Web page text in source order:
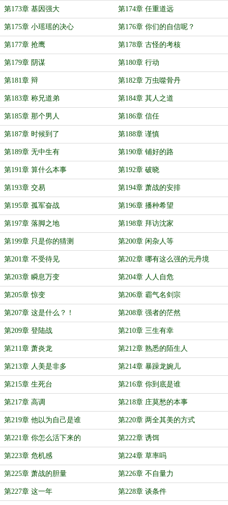
第173章 基因强大 第174章 任重道远
第175章 小瑶瑶的决心 第176章 你们的自信呢？
第177章 抢鹰 第178章 古怪的考核
第179章 阴谋 第180章 行动
第181章 辩 第182章 万虫噬骨丹
第183章 称兄道弟 第184章 其人之道
第185章 那个男人 第186章 信任
第187章 时候到了 第188章 谨慎
第189章 无中生有 第190章 铺好的路
第191章 算什么本事 第192章 破晓
第193章 交易 第194章 萧战的安排
第195章 孤军奋战 第196章 播种希望
第197章 落脚之地 第198章 拜访沈家
第199章 只是你的猜测 第200章 闲杂人等
第201章 不受待见 第202章 哪有这么强的元丹境
第203章 瞬息万变 第204章 人人自危
第205章 惊变 第206章 霸气名剑宗
第207章 这是什么？！ 第208章 强者的茫然
第209章 登陆战 第210章 三生有幸
第211章 萧炎龙 第212章 熟悉的陌生人
第213章 人美是非多 第214章 暴躁龙婉儿
第215章 生死台 第216章 你到底是谁
第217章 高调 第218章 庄莫愁的本事
第219章 他以为自己是谁 第220章 两全其美的方式
第221章 你怎么活下来的 第222章 诱饵
第223章 危机感 第224章 草率吗
第225章 萧战的胆量 第226章 不自量力
第227章 这一年 第228章 谈条件